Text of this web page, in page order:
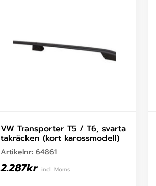
VW Transporter T5 / T6, svarta
takräcken (kort karossmodell)
Artikelnr: 64861
2.287kr incl. Moms